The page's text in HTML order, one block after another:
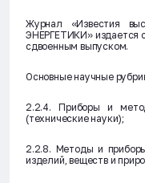
Журнал «Известия
ЭНЕРГЕТИКИ» издается
сдвоенным выпуском.
Основные научные
2.2.4. Приборы и
(технические науки);
2.2.8. Методы и
изделий, веществ и